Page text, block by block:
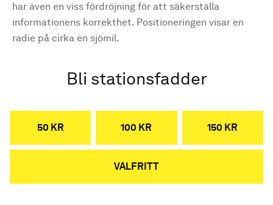
har även en viss fördröjning för att säkerställa
informationens korrekthet. Positioneringen visar en
radie på cirka en sjömil.
Bli stationsfadder
50 KR 100 KR 150 KR
VALFRITT